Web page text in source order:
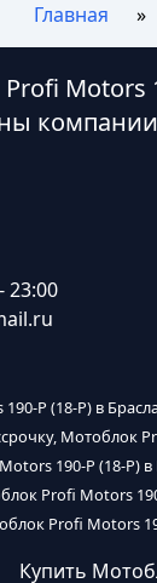
Главная
Motors
23:00
P (18-P) в
Мотоблок
190-P (18-P)
Profi Motors
Profi Motors
Купить